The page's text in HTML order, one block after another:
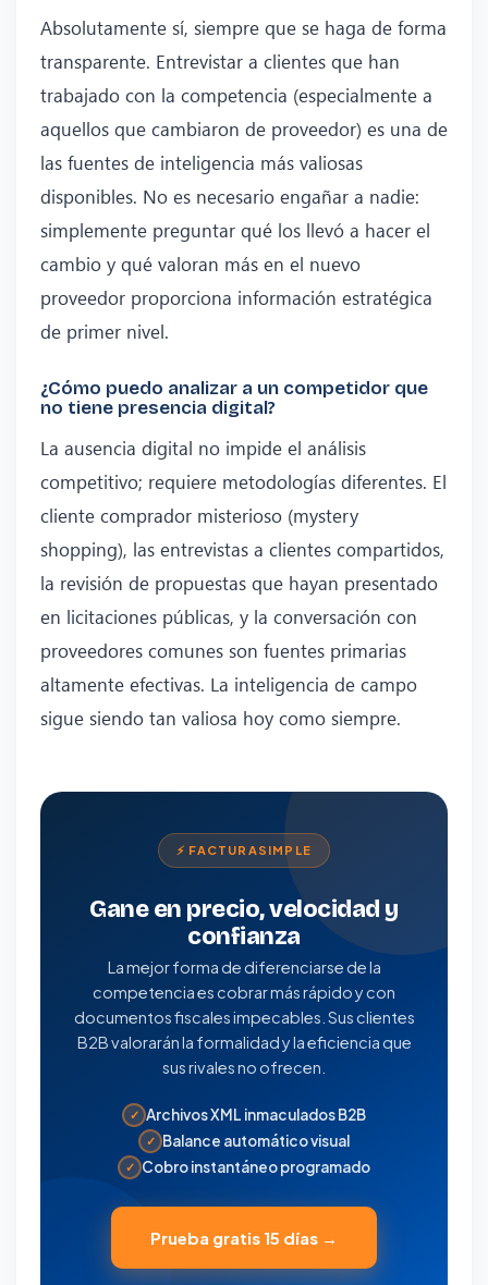
Absolutamente sí, siempre que se haga de forma
transparente. Entrevistar a clientes que han
trabajado con la competencia (especialmente a
aquellos que cambiaron de proveedor) es una de
las fuentes de inteligencia más valiosas
disponibles. No es necesario engañar a nadie:
simplemente preguntar qué los llevó a hacer el
cambio y qué valoran más en el nuevo
proveedor proporciona información estratégica
de primer nivel.
¿Cómo puedo analizar a un competidor que
no tiene presencia digital?
La ausencia digital no impide el análisis
competitivo; requiere metodologías diferentes. El
cliente comprador misterioso (mystery
shopping), las entrevistas a clientes compartidos,
la revisión de propuestas que hayan presentado
en licitaciones públicas, y la conversación con
proveedores comunes son fuentes primarias
altamente efectivas. La inteligencia de campo
sigue siendo tan valiosa hoy como siempre.
⚡ FACTURASIMPLE
Gane en precio, velocidad y
confianza
La mejor forma de diferenciarse de la
competencia es cobrar más rápido y con
documentos fiscales impecables. Sus clientes
B2B valorarán la formalidad y la eficiencia que
sus rivales no ofrecen.
✓ Archivos XML inmaculados B2B
✓ Balance automático visual
✓ Cobro instantáneo programado
Prueba gratis 15 días →